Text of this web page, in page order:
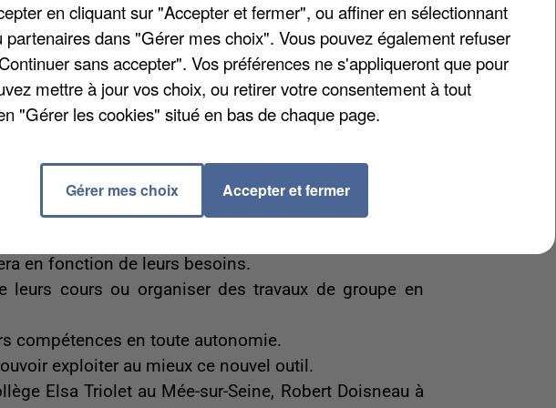
il y aurait eu également des jets de pierres.
au trafic de drogue, la veille et le jour même.
arrêté.
euros en liquide et 13 cocottes de cocaïne.
scolaire pour les collégiens !
mois de septembre.
les établissements publics à l’horizon 2022.
l’aide aux devoirs.
en fonction de leurs besoins.
leurs cours ou organiser des travaux de groupe en
compétences en toute autonomie.
exploiter au mieux ce nouvel outil.
Elsa Triolet au Mée-sur-Seine, Robert Doisneau à
en cliquant sur "Accepter et fermer", ou affiner en sélectionnant
partenaires dans "Gérer mes choix". Vous pouvez également refuser
sans accepter". Vos préférences ne s'appliqueront que pour
mettre à jour vos choix, ou retirer votre consentement à tout
"Gérer les cookies" situé en bas de chaque page.
Gérer mes choix Accepter et fermer